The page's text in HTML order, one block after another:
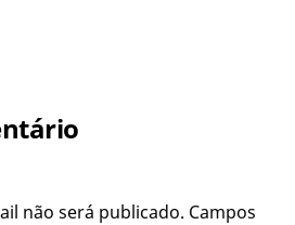
não será publicado. Campos